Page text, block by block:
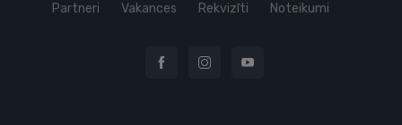
Partneri Vakances Rekvizīti Noteikumi